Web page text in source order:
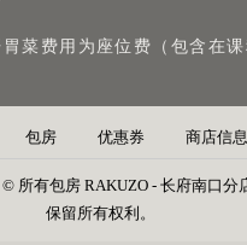
菜费用为座位费（包含在课
包房 优惠券 商店信息
所有包房 RAKUZO - 长府南口分
保留所有权利。